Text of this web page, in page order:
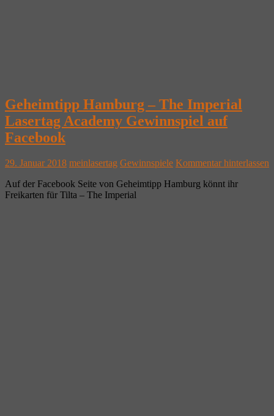
Geheimtipp Hamburg – The Imperial
Lasertag Academy Gewinnspiel auf
Facebook
29. Januar 2018 meinlasertag Gewinnspiele Kommentar hinterlassen
Auf der Facebook Seite von Geheimtipp Hamburg könnt ihr
Freikarten für Tilta – The Imperial